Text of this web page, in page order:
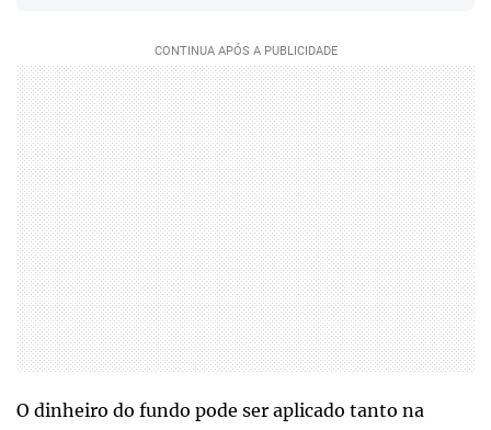
O dinheiro do fundo pode ser aplicado tanto na